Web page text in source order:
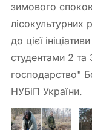
зимового
до цієї
студентами 2 та
господарство"
НУБіП України.